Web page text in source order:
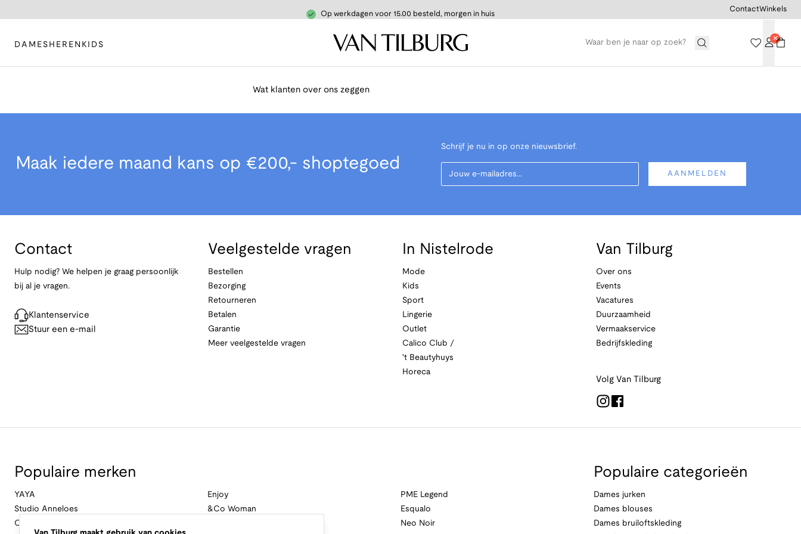
Op werkdagen voor 15.00 besteld, morgen in huis
DAMES HEREN KIDS
ContactWinkels
Wat klanten over ons zeggen
Maak iedere maand kans op €200,- shoptegoed
Schrijf je nu in op onze nieuwsbrief.
Your Email
AANMELDEN
Contact
Hulp nodig? We helpen je graag persoonlijk
bij al je vragen.
Klantenservice
Stuur een e-mail
Veelgestelde vragen
Bestellen
Bezorging
Retourneren
Betalen
Garantie
Meer veelgestelde vragen
In Nistelrode
Mode
Kids
Sport
Lingerie
Outlet
Calico Club /
't Beautyhuys
Horeca
Van Tilburg
Over ons
Events
Vacatures
Duurzaamheid
Vermaakservice
Bedrijfskleding
Volg Van Tilburg
Populaire merken
YAYA
Studio Anneloes
Cambio
Enjoy
&Co Woman
PME Legend
Esqualo
Neo Noir
Populaire categorieën
Dames jurken
Dames blouses
Dames bruiloftskleding